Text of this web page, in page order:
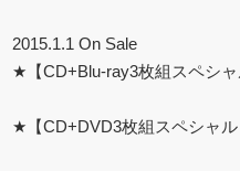
2015.1.1 On Sale
★【CD+Blu-ray3枚組スペシ
★【CD+DVD3枚組スペシャ